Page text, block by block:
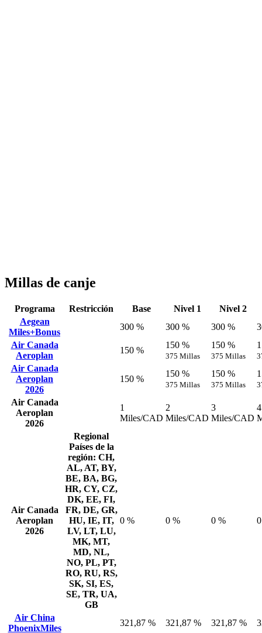
Millas de canje
Programa Restricción Base Nivel 1
Nivel 2
Aegean
Miles+Bonus
300 % 300 % 300 %
Air Canada
Aeroplan
150 %
150 %
375 Millas
150 %
375 Millas
Air Canada
Aeroplan
2026
150 %
150 %
375 Millas
150 %
375 Millas
Air Canada
Aeroplan
2026
1
Miles/CAD
2
Miles/CAD
3
Miles/CAD
4
Air Canada
Aeroplan
2026
Regional
Países de la
región: CH,
AL, AT, BY,
BE, BA, BG,
HR, CY, CZ,
DK, EE, FI,
FR, DE, GR,
HU, IE, IT,
LV, LT, LU,
MK, MT,
MD, NL,
NO, PL, PT,
RO, RU, RS,
SK, SI, ES,
SE, TR, UA,
GB
0 % 0 % 0 %
Air China
PhoenixMiles
321,87 % 321,87 % 321,87 %